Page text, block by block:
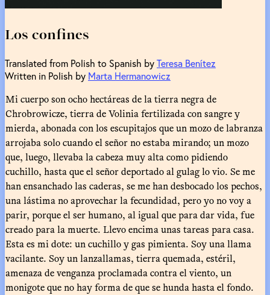
Los confines
Translated from Polish to Spanish byTeresa Benítez
Written in Polish by Marta Hermanowicz
Mi cuerpo son ocho hectáreas de la tierra negra de
Chrobrowicze, tierra de Volinia fertilizada con sangre y
mierda, abonada con los escupitajos que un mozo de labranza
arrojaba solo cuando el señor no estaba mirando; un mozo
que, luego, llevaba la cabeza muy alta como pidiendo
cuchillo, hasta que el señor deportado al gulag lo vio. Se me
han ensanchado las caderas, se me han desbocado los pechos,
una lástima no aprovechar la fecundidad, pero yo no voy a
parir, porque el ser humano, al igual que para dar vida, fue
creado para la muerte. Llevo encima unas tareas para casa.
Esta es mi dote: un cuchillo y gas pimienta. Soy una llama
vacilante. Soy un lanzallamas, tierra quemada, estéril,
amenaza de venganza proclamada contra el viento, un
monigote que no hay forma de que se hunda hasta el fondo.